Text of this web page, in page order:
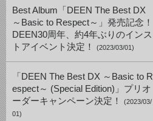
Best Album「DEEN The Best DX
～Basic to Respect～」発売記念！
DEEN30周年、約4年ぶりのインス
トアイベント決定！
(2023/03/01)
「DEEN The Best DX ～Basic to R
espect～ (Special Edition)」プリオ
ーダーキャンペーン決定！
(2023/03/
01)